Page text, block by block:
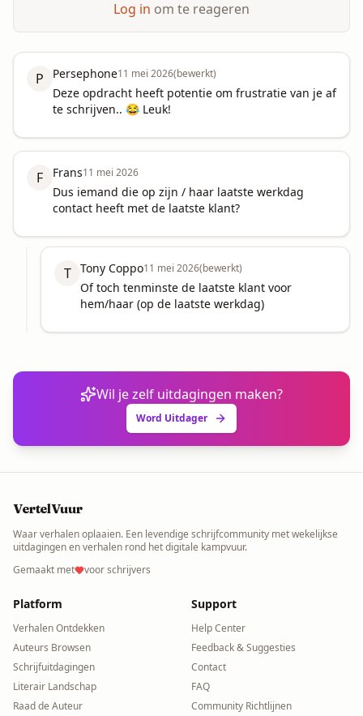
Log in om te reageren
P Persephone11 mei 2026(bewerkt)
Deze opdracht heeft potentie om frustratie van je af
te schrijven.. 😂 Leuk!
F Frans11 mei 2026
Dus iemand die op zijn / haar laatste werkdag
contact heeft met de laatste klant?
T Tony Coppo11 mei 2026(bewerkt)
Of toch tenminste de laatste klant voor
hem/haar (op de laatste werkdag)
Wil je zelf uitdagingen maken?
Word Uitdager
VertelVuur
Waar verhalen oplaaien. Een levendige schrijfcommunity met wekelijkse
uitdagingen en verhalen rond het digitale kampvuur.
Gemaakt met
voor schrijvers
Platform
Verhalen Ontdekken
Auteurs Browsen
Schrijfuitdagingen
Literair Landschap
Raad de Auteur
Support
Help Center
Feedback & Suggesties
Contact
FAQ
Community Richtlijnen